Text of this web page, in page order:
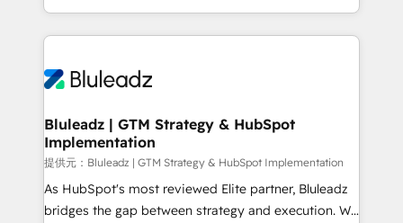
をする会社か？ HubSpotを共通基盤に、AIエージェン
トを組み込んだ顧客フロント業務（マーケティング・営
ィブ・エージェンシーです。事業部・グループ会社・部
を、CRMを軸とした全社共通基盤に再構築します。意
思決定者・PMO・現場担当者に並走します。 1️⃣
HubSpot導入・活用支援 顧客データの一元化から、
GTMの見える化・自動化まで。全Hub統合運用、デー
タ品質設計、グループ横断のCRM統合に対応します。
Bluleadz | GTM Strategy & HubSpot
Implementation
提供元：Bluleadz | GTM Strategy & HubSpot Implementation
As HubSpot's most reviewed Elite partner, Bluleadz
bridges the gap between strategy and execution. We